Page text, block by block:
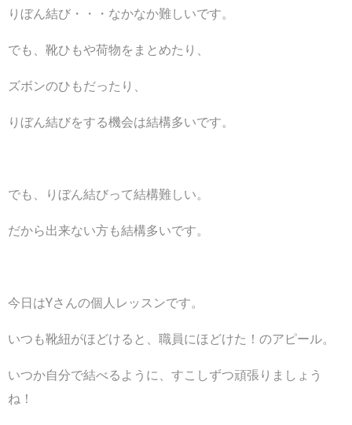
りぼん結び・・・なかなか難しいです。
でも、靴ひもや荷物をまとめたり、
ズボンのひもだったり、
りぼん結びをする機会は結構多いです。
でも、りぼん結びって結構難しい。
だから出来ない方も結構多いです。
今日はYさんの個人レッスンです。
いつも靴紐がほどけると、職員にほどけた！のアピール。
いつか自分で結べるように、すこしずつ頑張りましょう
ね！